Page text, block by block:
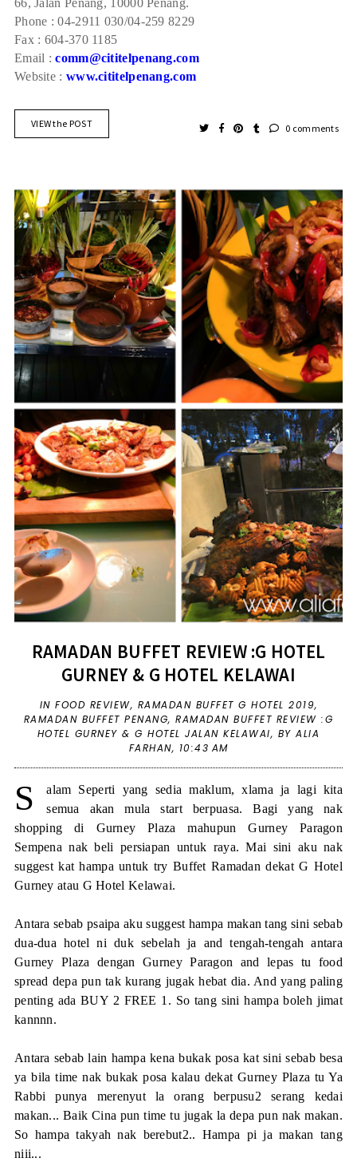
66, Jalan Penang, 10000 Penang.
Phone : 04-2911 030/04-259 8229
Fax : 604-370 1185
Email :comm@cititelpenang.com
Website : www.cititelpenang.com
VIEW the POST 0 comments
RAMADAN BUFFET REVIEW :G HOTEL
GURNEY & G HOTEL KELAWAI
IN FOOD REVIEW, RAMADAN BUFFET G HOTEL 2019,
RAMADAN BUFFET PENANG,RAMADAN BUFFET REVIEW :G
HOTEL GURNEY & G HOTEL JALAN KELAWAI, BY ALIA
FARHAN, 10:43 AM
S
alam Seperti yang sedia maklum, xlama ja lagi kita
semua akan mula start berpuasa. Bagi yang nak
shopping di Gurney Plaza mahupun Gurney Paragon
Sempena nak beli persiapan untuk raya. Mai sini aku nak
suggest kat hampa untuk try Buffet Ramadan dekat G Hotel
Gurney atau G Hotel Kelawai.
Antara sebab psaipa aku suggest hampa makan tang sini sebab
dua-dua hotel ni duk sebelah ja and tengah-tengah antara
Gurney Plaza dengan Gurney Paragon and lepas tu food
spread depa pun tak kurang jugak hebat dia. And yang paling
penting ada BUY 2 FREE 1. So tang sini hampa boleh jimat
kannnn.
Antara sebab lain hampa kena bukak posa kat sini sebab besa
ya bila time nak bukak posa kalau dekat Gurney Plaza tu Ya
Rabbi punya merenyut la orang berpusu2 serang kedai
makan... Baik Cina pun time tu jugak la depa pun nak makan.
So hampa takyah nak berebut2.. Hampa pi ja makan tang
niii...